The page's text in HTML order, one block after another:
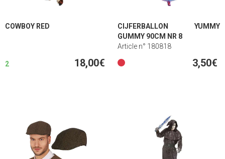
COWBOY RED
2 18,00€
CIJFERBALLON YUMMY
GUMMY 90CM NR 8
Article n° 180818
3,50€